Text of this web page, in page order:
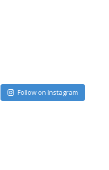
Follow on Instagram